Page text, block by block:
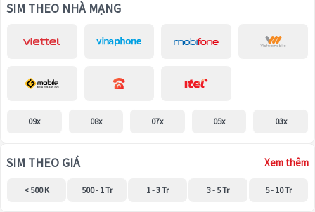
SIM THEO NHÀ MẠNG
09x 08x 07x 05x 03x
SIM THEO GIÁ Xem thêm
< 500 K 500 - 1 Tr 1 - 3 Tr 3 - 5 Tr 5 - 10 Tr